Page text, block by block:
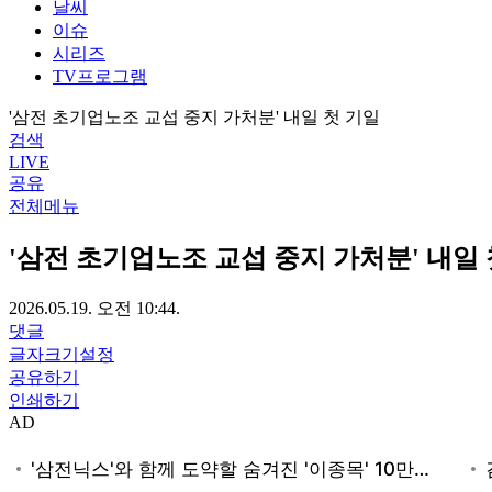
날씨
이슈
시리즈
TV프로그램
'삼전 초기업노조 교섭 중지 가처분' 내일 첫 기일
검색
LIVE
공유
전체메뉴
'삼전 초기업노조 교섭 중지 가처분' 내일
2026.05.19. 오전 10:44.
댓글
글자크기설정
공유하기
인쇄하기
AD